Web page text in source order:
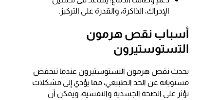
الإدراك، الذاكرة، والقدرة على التركيز.
أسباب نقص هرمون
التستوستيرون
يحدث نقص هرمون التستوستيرون عندما تنخفض
مستوياته عن الحد الطبيعي، مما يؤدي إلى مشكلات
تؤثر على الصحة الجسدية والنفسية، ويمكن أن